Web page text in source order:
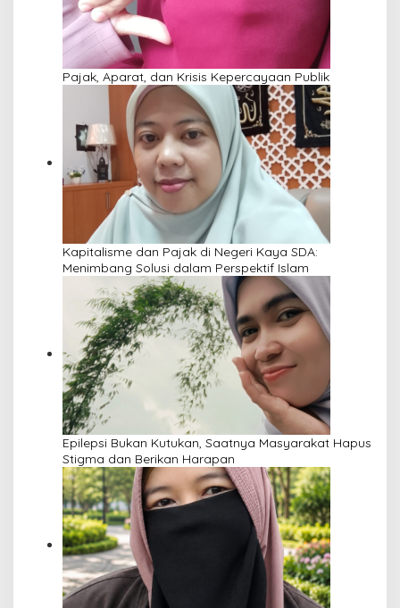
Pajak, Aparat, dan Krisis Kepercayaan Publik
Kapitalisme dan Pajak di Negeri Kaya SDA:
Menimbang Solusi dalam Perspektif Islam
Epilepsi Bukan Kutukan, Saatnya Masyarakat Hapus
Stigma dan Berikan Harapan